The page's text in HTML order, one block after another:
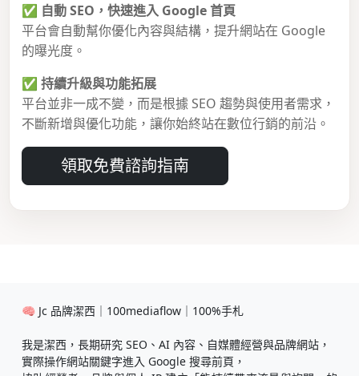
✅ 自動 SEO，快速進入 Google 首頁
平台會自動幫你優化內容與結構，提升網站在 Google
的曝光度。
✅ 持續升級與功能拓展
平台並非一成不變，而是根據 SEO 趨勢與使用者需求，
不斷新增與優化功能，讓你始終站在數位行銷的前沿。
領取免費諮詢指南
🧠 Jc 品牌潔西｜100mediaflow｜100%手札
我是潔西，長期研究 SEO、AI 內容、自媒體經營與品牌網站，
實際操作網站關鍵字進入 Google 搜尋前頁，